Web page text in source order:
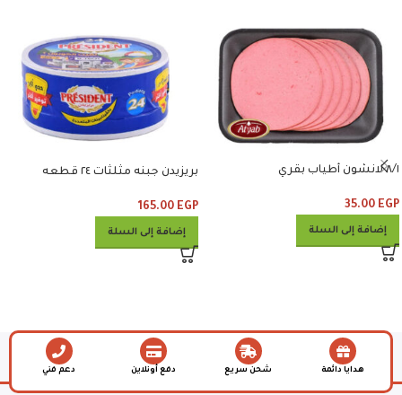
٨/١ لانشون أطياب بقري
35.00 EGP
إضافة إلى السلة
بريزيدن جبنه مثلثات ٢٤ قطعه
165.00 EGP
إضافة إلى السلة
هدايا دائمة شحن سريع دفع أونلاين دعم فني